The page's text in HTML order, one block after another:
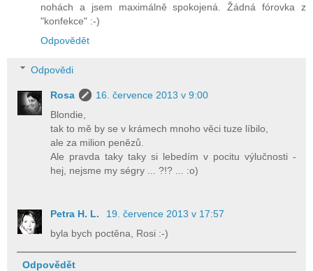
nohách a jsem maximálně spokojená. Žádná fórovka z
"konfekce" :-)
Odpovědět
Odpovědi
Rosa
16. července 2013 v 9:00
Blondie,
tak to mě by se v krámech mnoho věci tuze líbilo,
ale za milion penězů.
Ale pravda taky taky si lebedím v pocitu výlučnosti -
hej, nejsme my ségry ... ?!? ... :o)
Petra H. L.
19. července 2013 v 17:57
byla bych poctěna, Rosi :-)
Odpovědět